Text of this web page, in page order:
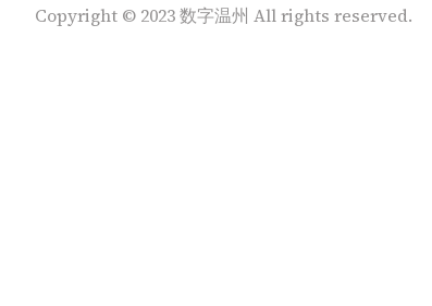
Copyright © 2023 数字温州 All rights reserved.